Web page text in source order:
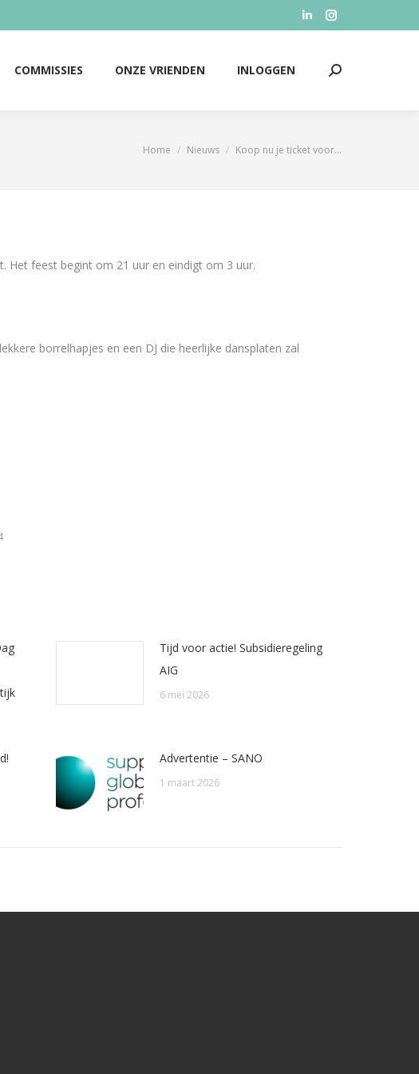
Linkedin
opens
Instagram
opens
COMMISSIES ONZE VRIENDEN INLOGGEN Zoeken:
Je bent hier:
Home Nieuws Koop nu je ticket voor…
Het feest begint om 21 uur en eindigt om 3 uur.
borrelhapjes en een DJ die heerlijke dansplaten zal
Tijd voor actie! Subsidieregeling
AIG
6 mei 2026
Advertentie – SANO
1 maart 2026
COMMISSIES ONZE VRIENDEN INLOGGEN Zoeken: